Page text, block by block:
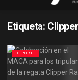
Etiqueta:
DEPORTE